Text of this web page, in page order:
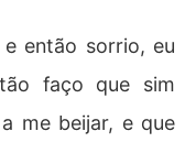
então sorrio, eu
faço que sim
me beijar, e que